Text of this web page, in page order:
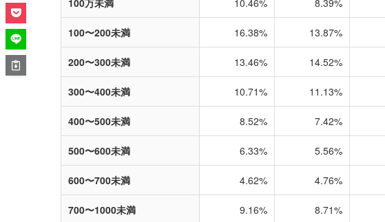
100〜200未満 16.38% 13.87%
200〜300未満 13.46% 14.52%
300〜400未満 10.71% 11.13%
400〜500未満 8.52% 7.42%
500〜600未満 6.33% 5.56%
600〜700未満 4.62% 4.76%
700〜1000未満 9.16% 8.71%